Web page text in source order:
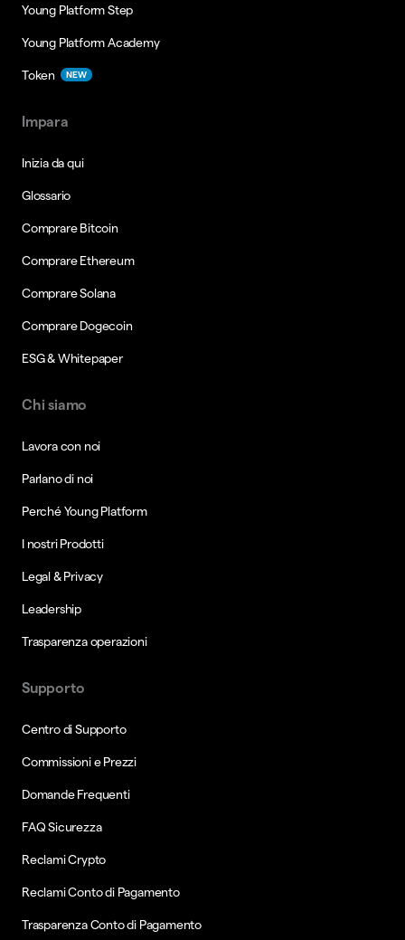
Young Platform Step
Young Platform Academy
Token NEW
Impara
Inizia da qui
Glossario
Comprare Bitcoin
Comprare Ethereum
Comprare Solana
Comprare Dogecoin
ESG & Whitepaper
Chi siamo
Lavora con noi
Parlano di noi
Perché Young Platform
I nostri Prodotti
Legal & Privacy
Leadership
Trasparenza operazioni
Supporto
Centro di Supporto
Commissioni e Prezzi
Domande Frequenti
FAQ Sicurezza
Reclami Crypto
Reclami Conto di Pagamento
Trasparenza Conto di Pagamento